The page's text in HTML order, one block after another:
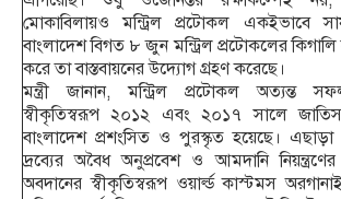
মোকাবিলায়ও মন্ট্রিল প্রটোকল একইভাবে
বাংলাদেশ বিগত ৮ জুন মন্ট্রিল প্রটোকলের
করে তা বাস্তবায়নের উদ্যোগ গ্রহণ করেছে।
মন্ত্রী জানান, মন্ট্রিল প্রটোকল অত্যন্ত
স্বীকৃতিস্বরূপ ২০১২ এবং ২০১৭ সালে
বাংলাদেশ প্রশংসিত ও পুরস্কৃত হয়েছে। এছাড়া
দ্রব্যের অবৈধ অনুপ্রবেশ ও আমদানি নিয়ন্ত্রণের
অবদানের স্বীকৃতিস্বরূপ ওয়ার্ল্ড কাস্টমস